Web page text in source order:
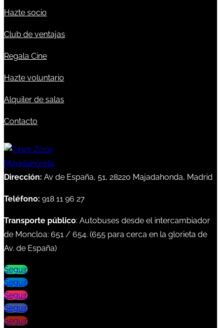
Hazte socio
Club de ventajas
Regala Cine
Hazte voluntario
Alquiler de salas
Contacto
Dirección: Av de España, 51, 28220 Majadahonda, Madrid
Teléfono: 918 11 96 27
Transporte público: Autobuses desde el intercambiador
de Moncloa: 651 / 654. (655 para cerca en la glorieta de
Av. de España)
Seguir
Seguir
Seguir
Seguir
Seguir